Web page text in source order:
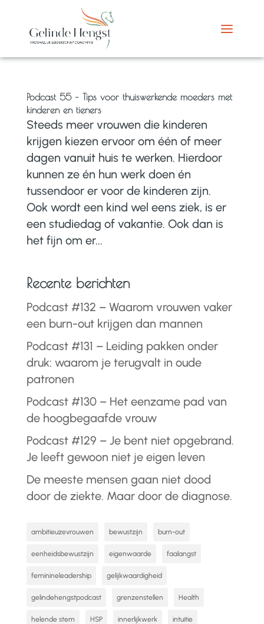
Podcast 55 – Tips voor thuiswerkende moeders met
kinderen en tieners
Steeds meer vrouwen die kinderen
krijgen kiezen ervoor om één of meer
dagen vanuit huis te werken. Hierdoor
kunnen ze én hun werk doen én
tussendoor er voor de kinderen zijn.
Ook wordt een kind wel eens ziek, is er
een studiedag of vakantie. Ook dan is
het fijn om er...
Recente berichten
Podcast #132 – Waarom vrouwen vaker
een burn-out krijgen dan mannen
Podcast #131 – Leiding pakken onder
druk: waarom je terugvalt in oude
patronen
Podcast #130 – Het eenzame pad van
de hoogbegaafde vrouw
Podcast #129 – Je bent niet opgebrand.
Je leeft gewoon niet je eigen leven
De meeste mensen gaan niet dood
door de ziekte. Maar door de diagnose.
ambitieuzevrouwen bewustzijn burn-out
eenheidsbewustzijn eigenwaarde faalangst
feminineleadership gelijkwaardigheid
gelindehengstpodcast grenzenstellen Health
helende stem HSP innerlijkwerk intuitie